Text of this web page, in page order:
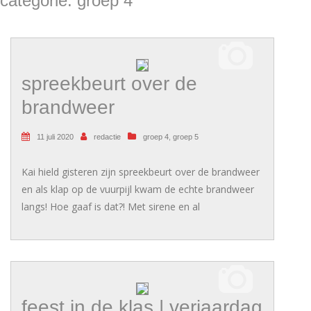
spreekbeurt over de
brandweer
11 juli 2020 redactie groep 4 groep 5
Kai hield gisteren zijn spreekbeurt over de brandweer
en als klap op de vuurpijl kwam de echte brandweer
langs! Hoe gaaf is dat?! Met sirene en al